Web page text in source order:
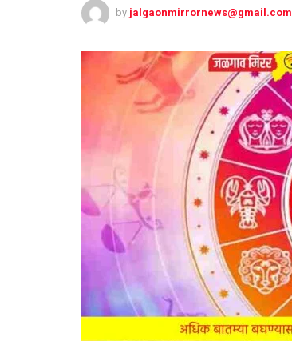
by jalgaonmirrornews@gmail.com